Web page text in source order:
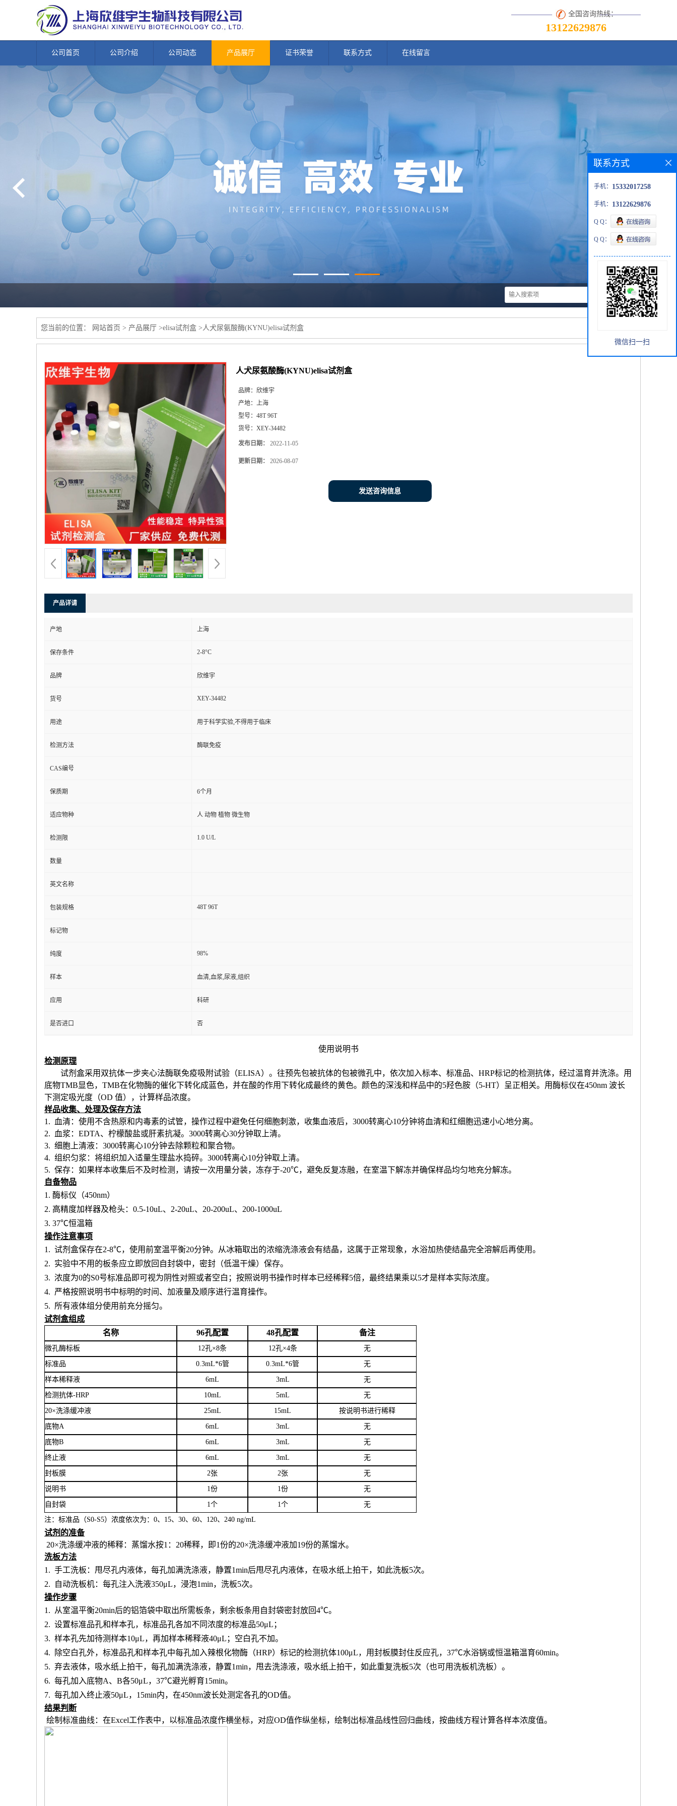
全国咨询热线：
13122629876
公司首页 公司介绍 公司动态 产品展厅 证书荣誉 联系方式 在线留言
您当前的位置： 网站首页 > 产品展厅 >elisa试剂盒 >人犬尿氨酸酶(KYNU)elisa试剂盒
人犬尿氨酸酶(KYNU)elisa试剂盒
品牌： 欣维宇
产地： 上海
型号： 48T 96T
货号： XEY-34482
发布日期： 2022-11-05
更新日期： 2026-08-07
发送咨询信息
产品详请
产地 上海
保存条件 2-8°C
品牌 欣维宇
货号 XEY-34482
用途 用于科学实验,不得用于临床
检测方法 酶联免疫
CAS编号
保质期 6个月
适应物种 人 动物 植物 微生物
检测限 1.0 U/L
数量
英文名称
包装规格 48T 96T
标记物
纯度 98%
样本 血清,血浆,尿液,组织
应用 科研
是否进口 否
使用说明书
检测原理
试剂盒采用双抗体一步夹心法酶联免疫吸附试验（ELISA）。往预先包被抗体的包被微孔中，依次加入标本、标准品、HRP标记的检测抗体，经过温育并洗涤。用
底物TMB显色，TMB在化物酶的催化下转化成蓝色，并在酸的作用下转化成最终的黄色。颜色的深浅和样品中的5羟色胺（5-HT） 呈正相关。用酶标仪在450nm 波长
下测定吸光度（OD 值），计算样品浓度。
样品收集、处理及保存方法
1. 血清：使用不含热原和内毒素的试管，操作过程中避免任何细胞刺激，收集血液后，3000转离心10分钟将血清和红细胞迅速小心地分离。
2. 血浆：EDTA、柠檬酸盐或肝素抗凝。3000转离心30分钟取上清。
3. 细胞上清液：3000转离心10分钟去除颗粒和聚合物。
4. 组织匀浆：将组织加入适量生理盐水捣碎。3000转离心10分钟取上清。
5. 保存：如果样本收集后不及时检测，请按一次用量分装，冻存于-20℃，避免反复冻融，在室温下解冻并确保样品均匀地充分解冻。
自备物品
1. 酶标仪（450nm）
2. 高精度加样器及枪头： 0.5-10uL、2-20uL、20-200uL、200-1000uL
3. 37℃恒温箱
操作注意事项
1. 试剂盒保存在2-8℃，使用前室温平衡20分钟。从冰箱取出的浓缩洗涤液会有结晶，这属于正常现象，水浴加热使结晶完全溶解后再使用。
2. 实验中不用的板条应立即放回自封袋中，密封（低温干燥）保存。
3. 浓度为0的S0号标准品即可视为阴性对照或者空白；按照说明书操作时样本已经稀释5倍，最终结果乘以5才是样本实际浓度。
4. 严格按照说明书中标明的时间、加液量及顺序进行温育操作。
5. 所有液体组分使用前充分摇匀。
试剂盒组成
名称
96孔配置 48孔配置 备注
微孔酶标板 12孔×8条 12孔×4条 无
标准品 0.3mL*6管 0.3mL*6管 无
样本稀释液 6mL 3mL 无
检测抗体-HRP 10mL 5mL 无
20×洗涤缓冲液 25mL 15mL 按说明书进行稀释
底物A 6mL 3mL 无
底物B 6mL 3mL 无
终止液 6mL 3mL 无
封板膜 2张 2张 无
说明书 1份 1份 无
自封袋 1个 1个
无
注：标准品（S0-S5）浓度依次为： 0、15、30、60、120、240 ng/mL
试剂的准备
20×洗涤缓冲液的稀释：蒸馏水按1：20稀释，即1份的20×洗涤缓冲液加19份的蒸馏水。
洗板方法
1. 手工洗板：甩尽孔内液体，每孔加满洗涤液，静置1min后甩尽孔内液体，在吸水纸上拍干，如此洗板5次。
2.
自动洗板机：每孔注入洗液350μL，浸泡1min，洗板5次。
操作步骤
1.
从室温平衡20min后的铝箔袋中取出所需板条，剩余板条用自封袋密封放回4℃。
2. 设置标准品孔和样本孔，标准品孔各加不同浓度的标准品50μL；
3. 样本孔先加待测样本10μL，再加样本稀释液40μL； 空白孔不加。
4.
除空白孔外， 标准品孔和样本孔中每孔加入辣根化物酶（HRP）标记的检测抗体100μL，用封板膜封住反应孔，37℃水浴锅或恒温箱温育60min。
5. 弃去液体，吸水纸上拍干，每孔加满洗涤液，静置1min，甩去洗涤液，吸水纸上拍干，如此重复洗板5次（也可用洗板机洗板）。
6. 每孔加入底物A、B各50μL，37℃避光孵育15min。
7. 每孔加入终止液50μL，15min内，在450nm波长处测定各孔的OD值。
结果判断
绘制标准曲线：在Excel工作表中，以标准品浓度作横坐标，对应OD值作纵坐标，绘制出标准品线性回归曲线，按曲线方程计算各样本浓度值。
联系方式
手机： 15332017258
手机： 13122629876
Q Q：
Q Q：
微信扫一扫